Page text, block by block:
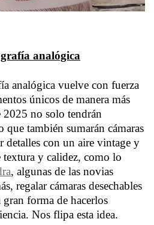
analógica
analógica vuelve con fuerza
únicos de manera más
2025 no solo tendrán
también sumarán cámaras
detalles con un aire vintage y
textura y calidez, como lo
, algunas de las novias
regalar cámaras desechables
forma de hacerlos
Nos flipa esta idea.